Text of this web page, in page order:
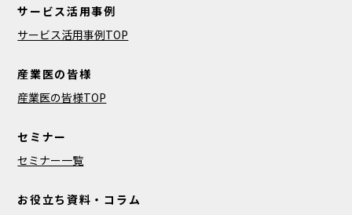
サービス活用事例
サービス活用事例TOP
産業医の皆様
産業医の皆様TOP
セミナー
セミナー一覧
お役立ち資料・コラム